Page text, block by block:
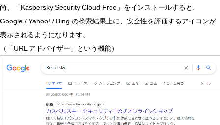
尚、「Kaspersky Security Cloud Free」をインストールすると、
Google / Yahoo! / Bing の検索結果上に、安全性を評価するアイコンが
表示されるようになります。
（「URL アドバイザー」という機能）